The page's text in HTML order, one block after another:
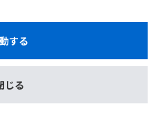
じる
する